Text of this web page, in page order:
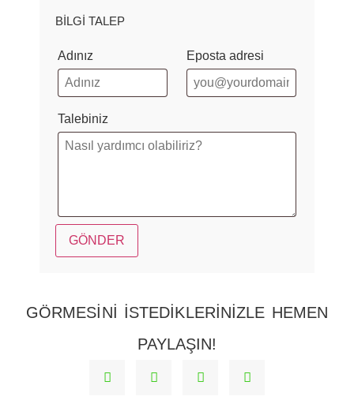
BILGI TALEP
Adınız Eposta adresi
Talebiniz
GÖRMESINI ISTEDIKLERINIZLE HEMEN
PAYLAŞIN!